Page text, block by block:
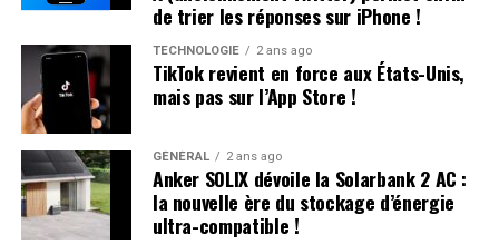
utilisateurs américains après le 19 janvier 2025», précise
la société.
Il est crucial de souligner que les utilisateurs américains
ayant déjà installé TikTok peuvent toujours accéder au
service. Cependant, ils ne recevront plus aucune mise à
jour future de l’application. L’avenir du réseau social
pourrait dépendre des décisions du nouveau président
des États-Unis.
de trier les réponses sur iPhone !
TECHNOLOGIE 2 ans ago
TikTok revient en force aux États-Unis,
mais pas sur l’App Store !
GÉNÉRAL 2 ans ago
Anker SOLIX dévoile la Solarbank 2 AC :
la nouvelle ère du stockage d’énergie
ultra-compatible !